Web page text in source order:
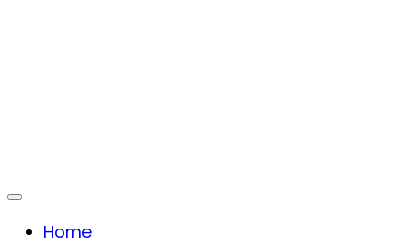
Home